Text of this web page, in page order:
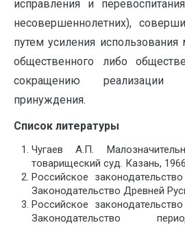
исправления и
несовершеннолетних),
путем усиле­ния использования
общественного либо
сокращению реализации
принуждения.
Список литературы
Чугаев А.П.
товарищеский суд. Казань,
Российское
Законодательство Древней
Российское
Законодательство